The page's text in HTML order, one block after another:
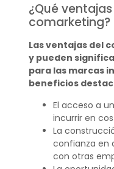
¿Qué
comarketing?
Las ventajas del
y pueden
para las marcas
beneficios
El acceso a
incurrir en
La
confianza en
con otras